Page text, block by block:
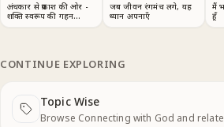
अंधकार से प्रकाश की ओर -
शक्ति स्वरूप की गहन
अनुभूति
जब जीवन रंगमंच लगे, यह
ध्यान अपनाएँ
मैं
हूँ
CONTINUE EXPLORING
Topic Wise
Browse Connecting with God and
Next